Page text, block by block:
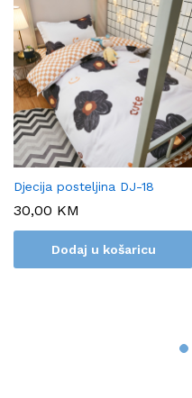
Djecija posteljina DJ-18
30,00 KM
Dodaj u košaricu